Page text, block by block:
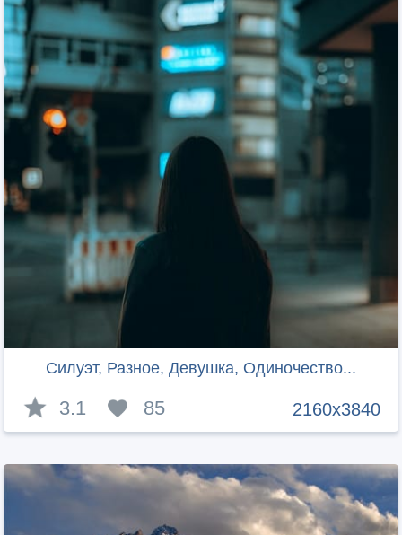
Силуэт, Разное, Девушка, Одиночество...
2160x3840
3.1 85